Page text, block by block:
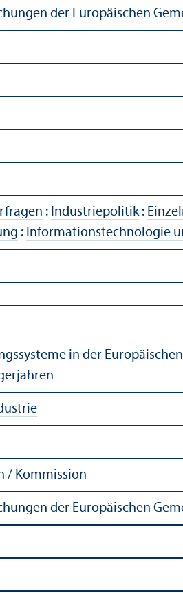
der Europäischen
: Industriepolitik:
: Informations­technologie
in der
/ Kommission
der Europäischen